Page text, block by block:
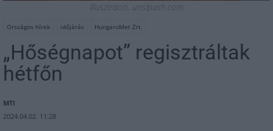
Illusztráció, unslpash.com
Országos hírek időjárás HungaroMet Zrt.
„Hőségnapot” regisztráltak
hétfőn
MTI
2024.04.02. 11:28